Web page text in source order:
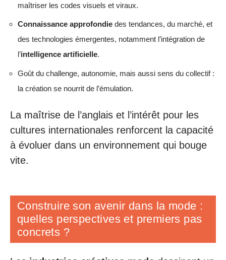
maîtriser les codes visuels et viraux.
Connaissance approfondie des tendances, du marché, et
des technologies émergentes, notamment l’intégration de
l’intelligence artificielle.
Goût du challenge, autonomie, mais aussi sens du collectif :
la création se nourrit de l’émulation.
La maîtrise de l’anglais et l’intérêt pour les
cultures internationales renforcent la capacité
à évoluer dans un environnement qui bouge
vite.
Construire son avenir dans la mode :
quelles perspectives et premiers pas
concrets ?